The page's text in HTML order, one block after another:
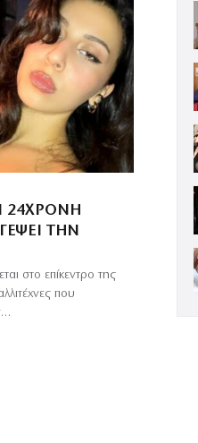
24ΧΡΟΝΗ
ΤΗΝ
στο επίκεντρο της
που